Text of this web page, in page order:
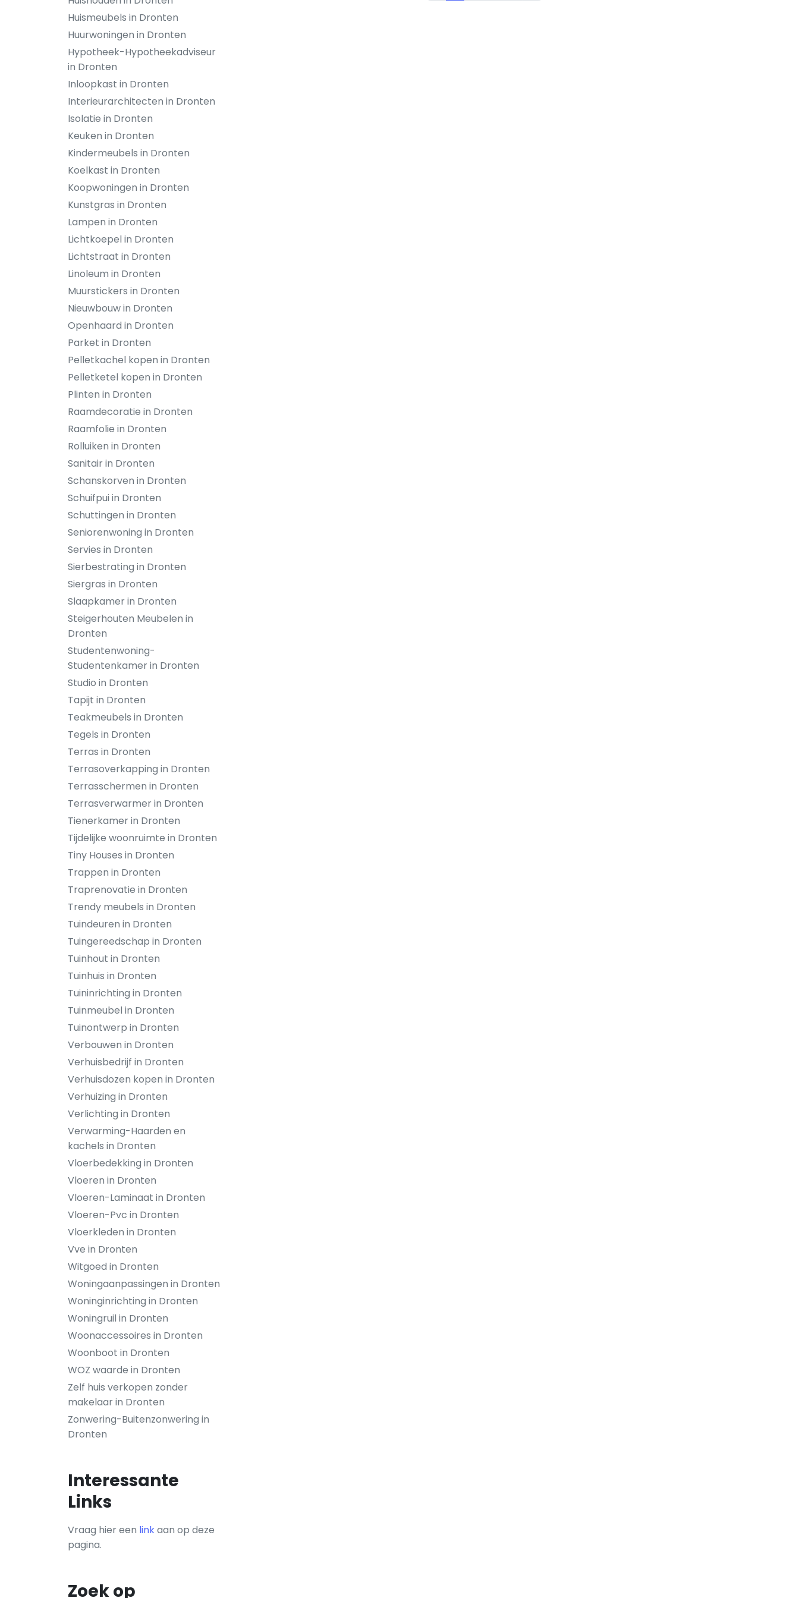
Huismeubels in Dronten
Huurwoningen in Dronten
Hypotheek-Hypotheekadviseur
in Dronten
Inloopkast in Dronten
Interieurarchitecten in Dronten
Isolatie in Dronten
Keuken in Dronten
Kindermeubels in Dronten
Koelkast in Dronten
Koopwoningen in Dronten
Kunstgras in Dronten
Lampen in Dronten
Lichtkoepel in Dronten
Lichtstraat in Dronten
Linoleum in Dronten
Muurstickers in Dronten
Nieuwbouw in Dronten
Openhaard in Dronten
Parket in Dronten
Pelletkachel kopen in Dronten
Pelletketel kopen in Dronten
Plinten in Dronten
Raamdecoratie in Dronten
Raamfolie in Dronten
Rolluiken in Dronten
Sanitair in Dronten
Schanskorven in Dronten
Schuifpui in Dronten
Schuttingen in Dronten
Seniorenwoning in Dronten
Servies in Dronten
Sierbestrating in Dronten
Siergras in Dronten
Slaapkamer in Dronten
Steigerhouten Meubelen in
Dronten
Studentenwoning-
Studentenkamer in Dronten
Studio in Dronten
Tapijt in Dronten
Teakmeubels in Dronten
Tegels in Dronten
Terras in Dronten
Terrasoverkapping in Dronten
Terrasschermen in Dronten
Terrasverwarmer in Dronten
Tienerkamer in Dronten
Tijdelijke woonruimte in Dronten
Tiny Houses in Dronten
Trappen in Dronten
Traprenovatie in Dronten
Trendy meubels in Dronten
Tuindeuren in Dronten
Tuingereedschap in Dronten
Tuinhout in Dronten
Tuinhuis in Dronten
Tuininrichting in Dronten
Tuinmeubel in Dronten
Tuinontwerp in Dronten
Verbouwen in Dronten
Verhuisbedrijf in Dronten
Verhuisdozen kopen in Dronten
Verhuizing in Dronten
Verlichting in Dronten
Verwarming-Haarden en
kachels in Dronten
Vloerbedekking in Dronten
Vloeren in Dronten
Vloeren-Laminaat in Dronten
Vloeren-Pvc in Dronten
Vloerkleden in Dronten
Vve in Dronten
Witgoed in Dronten
Woningaanpassingen in Dronten
Woninginrichting in Dronten
Woningruil in Dronten
Woonaccessoires in Dronten
Woonboot in Dronten
WOZ waarde in Dronten
Zelf huis verkopen zonder
makelaar in Dronten
Zonwering-Buitenzonwering in
Dronten
Interessante
Links
Vraag hier een linkaan op deze
pagina.
Zoek op